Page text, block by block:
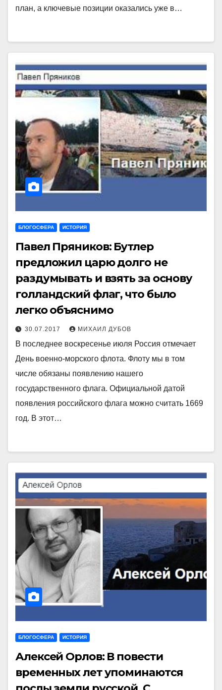
план, а ключевые позиции оказались уже в…
БЛОГОСФЕРА ИСТОРИЯ
Павел Пряников: Бутлер
предложил царю долго не
раздумывать и взять за основу
голландский флаг, что было
легко объяснимо
30.07.2017 МИХАИЛ ДУБОВ
В последнее воскресенье июля Россия отмечает
День военно-морского флота. Флоту мы в том
числе обязаны появлению нашего
государственного флага. Официальной датой
появления российского флага можно считать 1669
год. В этот…
БЛОГОСФЕРА ИСТОРИЯ
Алексей Орлов: В повести
временных лет упоминаются